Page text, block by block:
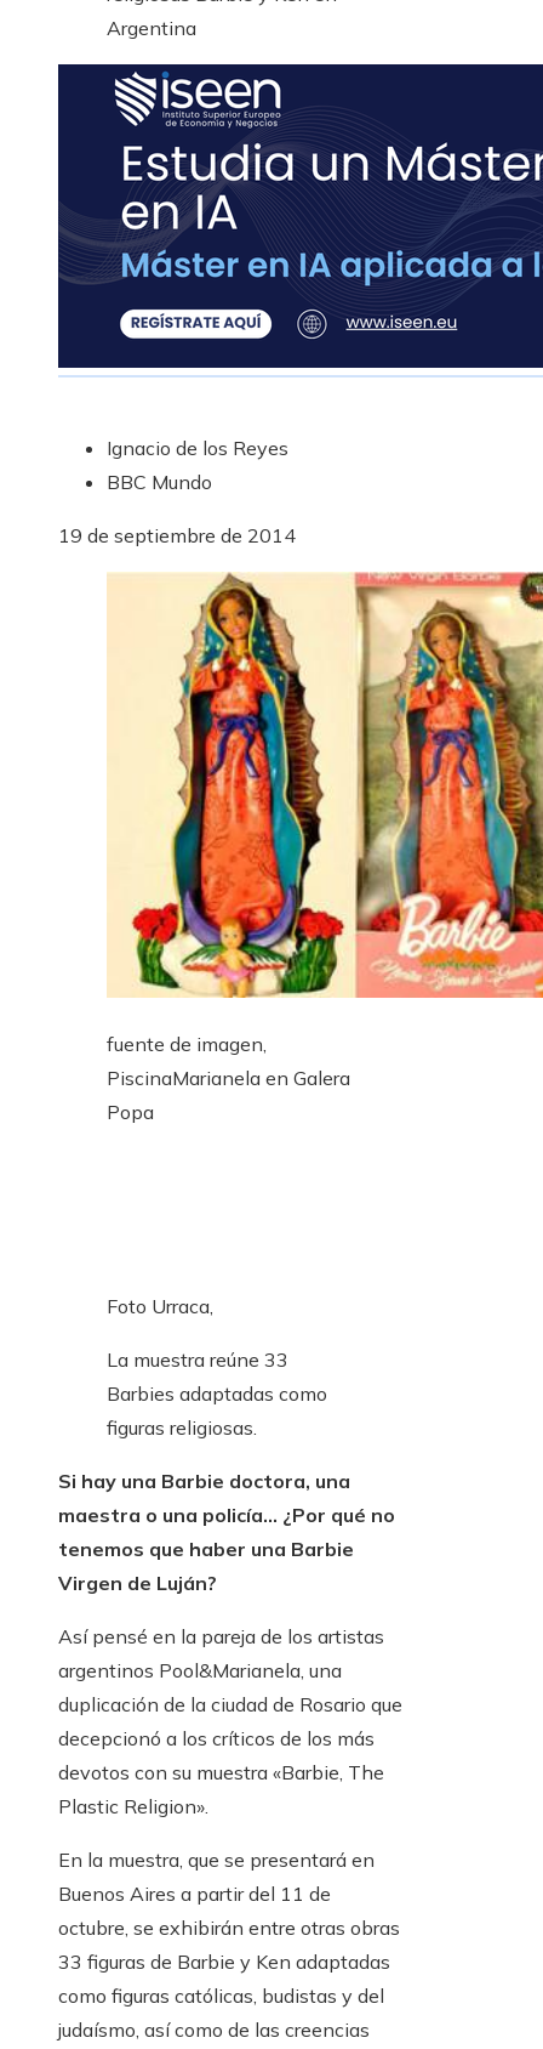
Ignacio de los Reyes
BBC Mundo
19 de septiembre de 2014
fuente de imagen,
PiscinaMarianela en Galera
Popa
Foto Urraca,
La muestra reúne 33
Barbies adaptadas como
figuras religiosas.
Si hay una Barbie doctora, una
maestra o una policía… ¿Por qué no
tenemos que haber una Barbie
Virgen de Luján?
Así pensé en la pareja de los artistas
argentinos Pool&Marianela, una
duplicación de la ciudad de Rosario que
decepcionó a los críticos de los más
devotos con su muestra «Barbie, The
Plastic Religion».
En la muestra, que se presentará en
Buenos Aires a partir del 11 de
octubre, se exhibirán entre otras obras
33 figuras de Barbie y Ken adaptadas
como figuras católicas, budistas y del
judaísmo, así como de las creencias